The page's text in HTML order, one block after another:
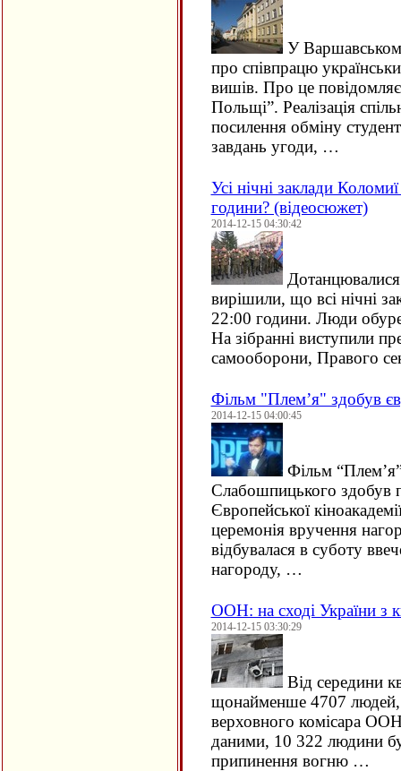
У Варшавському
про співпрацю
вишів. Про це
Польщі”. Реалізація
посилення обміну
завдань угоди, …
Усі нічні заклади
години? (відеосюжет)
2014-12-15 04:30:42
вирішили, що всі нічні
22:00 години. Люди
На зібранні виступили
самооборони, Правого
Фільм "Плем’я" здобув
2014-12-15 04:00:45
Фільм
Слабошпицького здобув
Європейської
церемонія вручення
відбувалася в суботу
нагороду, …
ООН: на сході України з
2014-12-15 03:30:29
Від середини
щонайменше 4707 людей,
верховного комісара
даними, 10 322 людини
припинення вогню …